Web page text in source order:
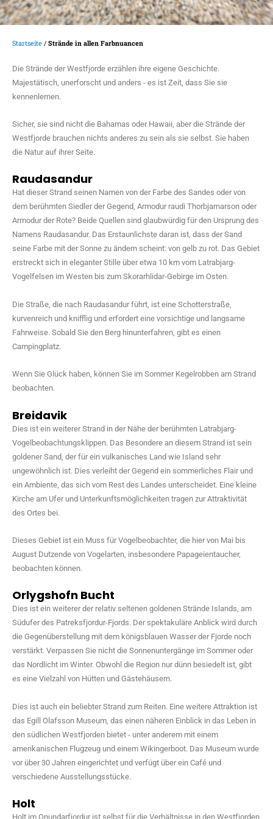
Startseite / Strände in allen Farbnuancen
Die Strände der Westfjorde erzählen ihre eigene Geschichte.
Majestätisch, unerforscht und anders - es ist Zeit, dass Sie sie
kennenlernen.
Sicher, sie sind nicht die Bahamas oder Hawaii, aber die Strände der
Westfjorde brauchen nichts anderes zu sein als sie selbst. Sie haben
die Natur auf ihrer Seite.
Raudasandur
Hat dieser Strand seinen Namen von der Farbe des Sandes oder von
dem berühmten Siedler der Gegend, Armodur raudi Thorbjarnarson oder
Armodur der Rote? Beide Quellen sind glaubwürdig für den Ursprung des
Namens Raudasandur. Das Erstaunlichste daran ist, dass der Sand
seine Farbe mit der Sonne zu ändern scheint: von gelb zu rot. Das Gebiet
erstreckt sich in eleganter Stille über etwa 10 km vom Latrabjarg-
Vogelfelsen im Westen bis zum Skorarhlidar-Gebirge im Osten.
Die Straße, die nach Raudasandur führt, ist eine Schotterstraße,
kurvenreich und knifflig und erfordert eine vorsichtige und langsame
Fahrweise. Sobald Sie den Berg hinunterfahren, gibt es einen
Campingplatz.
Wenn Sie Glück haben, können Sie im Sommer Kegelrobben am Strand
beobachten.
Breidavik
Dies ist ein weiterer Strand in der Nähe der berühmten Latrabjarg-
Vogelbeobachtungsklippen. Das Besondere an diesem Strand ist sein
goldener Sand, der für ein vulkanisches Land wie Island sehr
ungewöhnlich ist. Dies verleiht der Gegend ein sommerliches Flair und
ein Ambiente, das sich vom Rest des Landes unterscheidet. Eine kleine
Kirche am Ufer und Unterkunftsmöglichkeiten tragen zur Attraktivität
des Ortes bei.
Dieses Gebiet ist ein Muss für Vogelbeobachter, die hier von Mai bis
August Dutzende von Vogelarten, insbesondere Papageientaucher,
beobachten können.
Orlygshofn Bucht
Dies ist ein weiterer der relativ seltenen goldenen Strände Islands, am
Südufer des Patreksfjordur-Fjords. Der spektakuläre Anblick wird durch
die Gegenüberstellung mit dem königsblauen Wasser der Fjorde noch
verstärkt. Verpassen Sie nicht die Sonnenuntergänge im Sommer oder
das Nordlicht im Winter. Obwohl die Region nur dünn besiedelt ist, gibt
es eine Vielzahl von Hütten und Gästehäusern.
Dies ist auch ein beliebter Strand zum Reiten. Eine weitere Attraktion ist
das Egill Olafsson Museum, das einen näheren Einblick in das Leben in
den südlichen Westfjorden bietet - unter anderem mit einem
amerikanischen Flugzeug und einem Wikingerboot. Das Museum wurde
vor über 30 Jahren eingerichtet und verfügt über ein Café und
verschiedene Ausstellungsstücke.
Holt
Holt im Onundarfjordur ist selbst für die Verhältnisse in den Westfjorden